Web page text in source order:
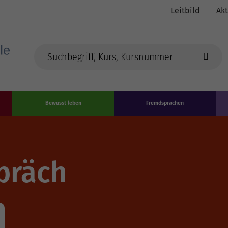
Leitbild
Bewusst leben Fremdsprachen